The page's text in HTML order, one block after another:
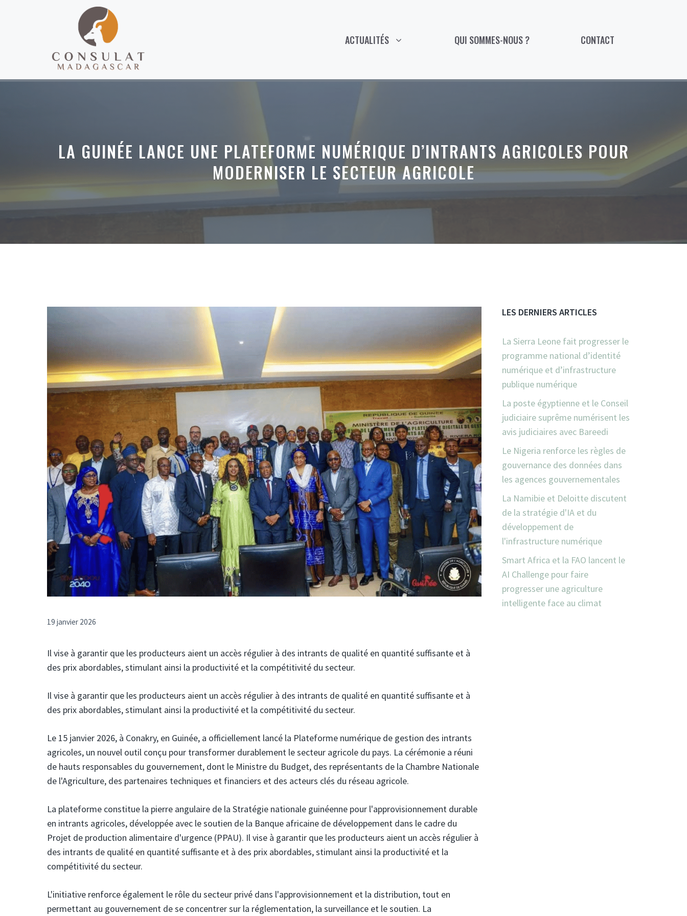
ACTUALITÉS QUI SOMMES-NOUS ? CONTACT
LA GUINÉE LANCE UNE PLATEFORME NUMÉRIQUE D’INTRANTS AGRICOLES POUR
MODERNISER LE SECTEUR AGRICOLE
19 janvier 2026
Il vise à garantir que les producteurs aient un accès régulier à des intrants de qualité en quantité suffisante et à
des prix abordables, stimulant ainsi la productivité et la compétitivité du secteur.
Il vise à garantir que les producteurs aient un accès régulier à des intrants de qualité en quantité suffisante et à
des prix abordables, stimulant ainsi la productivité et la compétitivité du secteur.
Le 15 janvier 2026, à Conakry, en Guinée, a officiellement lancé la Plateforme numérique de gestion des intrants
agricoles, un nouvel outil conçu pour transformer durablement le secteur agricole du pays. La cérémonie a réuni
de hauts responsables du gouvernement, dont le Ministre du Budget, des représentants de la Chambre Nationale
de l'Agriculture, des partenaires techniques et financiers et des acteurs clés du réseau agricole.
La plateforme constitue la pierre angulaire de la Stratégie nationale guinéenne pour l'approvisionnement durable
en intrants agricoles, développée avec le soutien de la Banque africaine de développement dans le cadre du
Projet de production alimentaire d'urgence (PPAU). Il vise à garantir que les producteurs aient un accès régulier à
des intrants de qualité en quantité suffisante et à des prix abordables, stimulant ainsi la productivité et la
compétitivité du secteur.
L'initiative renforce également le rôle du secteur privé dans l'approvisionnement et la distribution, tout en
permettant au gouvernement de se concentrer sur la réglementation, la surveillance et le soutien. La
LES DERNIERS ARTICLES
La Sierra Leone fait progresser le
programme national d’identité
numérique et d’infrastructure
publique numérique
La poste égyptienne et le Conseil
judiciaire suprême numérisent les
avis judiciaires avec Bareedi
Le Nigeria renforce les règles de
gouvernance des données dans
les agences gouvernementales
La Namibie et Deloitte discutent
de la stratégie d'IA et du
développement de
l'infrastructure numérique
Smart Africa et la FAO lancent le
AI Challenge pour faire
progresser une agriculture
intelligente face au climat